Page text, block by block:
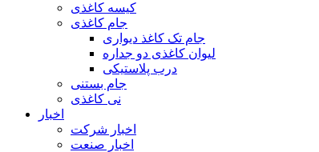
کیسه کاغذی
جام کاغذی
جام تک کاغذ دیواری
لیوان کاغذی دو جداره
درب پلاستیکی
جام بستنی
نی کاغذی
اخبار
اخبار شرکت
اخبار صنعت